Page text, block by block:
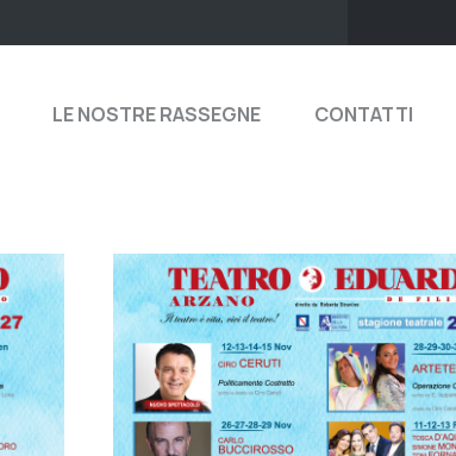
LE NOSTRE RASSEGNE CONTATTI